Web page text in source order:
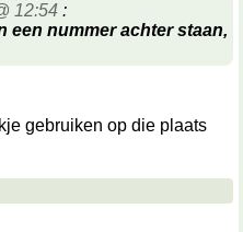
12:54 :
een nummer achter staan,
gebruiken op die plaats